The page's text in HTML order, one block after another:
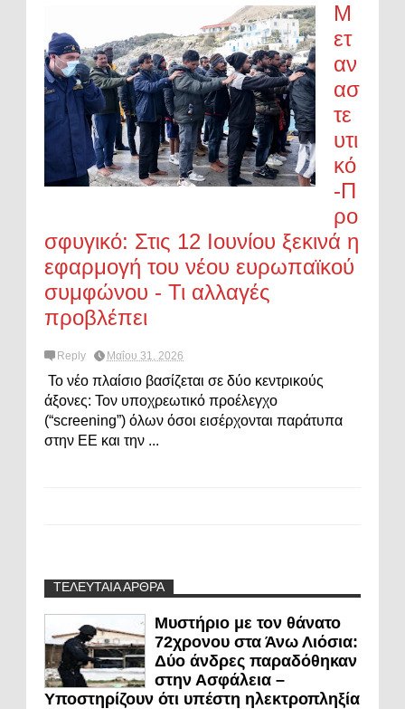
Μ
ετ
αν
ασ
τε
υτι
κό
-Π
ρο
σφυγικό: Στις 12 Ιουνίου ξεκινά η
εφαρμογή του νέου ευρωπαϊκού
συμφώνου - Τι αλλαγές
προβλέπει
Reply Μαΐου 31, 2026
Το νέο πλαίσιο βασίζεται σε δύο κεντρικούς
άξονες: Τον υποχρεωτικό προέλεγχο
(“screening”) όλων όσοι εισέρχονται παράτυπα
στην ΕΕ και την ...
ΤΕΛΕΥΤΑΙΑ ΑΡΘΡΑ
Μυστήριο με τον θάνατο
72χρονου στα Άνω Λιόσια:
Δύο άνδρες παραδόθηκαν
στην Ασφάλεια –
Υποστηρίζουν ότι υπέστη ηλεκτροπληξία